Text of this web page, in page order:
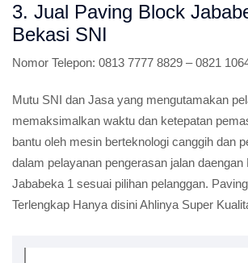
3. Jual Paving Block
Bekasi SNI
Nomor Telepon: 0813 7777 8829 – 0821
Mutu SNI dan Jasa yang mengutamakan
memaksimalkan waktu dan ketepatan
bantu oleh mesin berteknologi canggih dan
dalam pelayanan pengerasan jalan
Jababeka 1 sesuai pilihan pelanggan.
Terlengkap Hanya disini Ahlinya Super